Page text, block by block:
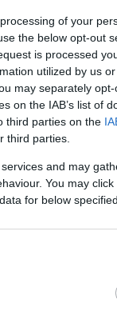
of your
the below opt-out
is processed
utilized by us
may separately
on the IAB’s list of
third parties on the
third parties.
and may
You may
for below
messo
i
corso
la
rimasti
tra i
di